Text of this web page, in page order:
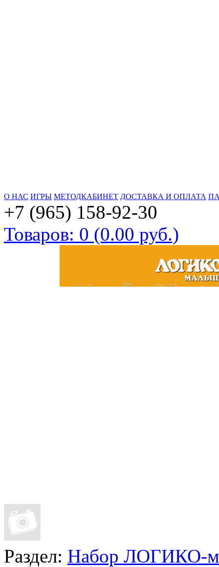
О НАС ИГРЫ МЕТОДКАБИНЕТ ДОСТАВКА И ОПЛАТА
+7 (965) 158-92-30
Товаров: 0 (0.00 руб.)
Раздел: Набор ЛОГИКО-